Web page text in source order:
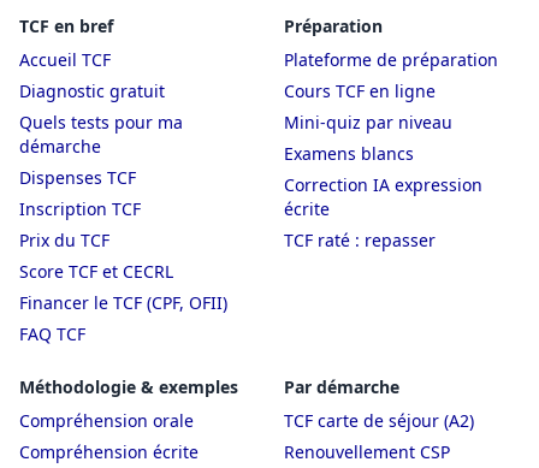
TCF en bref
Accueil TCF
Diagnostic gratuit
Quels tests pour ma
démarche
Dispenses TCF
Inscription TCF
Prix du TCF
Score TCF et CECRL
Financer le TCF (CPF, OFII)
FAQ TCF
Préparation
Plateforme de préparation
Cours TCF en ligne
Mini-quiz par niveau
Examens blancs
Correction IA expression
écrite
TCF raté : repasser
Méthodologie & exemples
Compréhension orale
Compréhension écrite
Par démarche
TCF carte de séjour (A2)
Renouvellement CSP